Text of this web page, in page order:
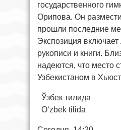
государственного
Орипова. Он
прошли последние
Экспозиция
рукописи и книги.
надеются, что место
Узбекистаном в
Ўзбек тилида
O‘zbek tilida